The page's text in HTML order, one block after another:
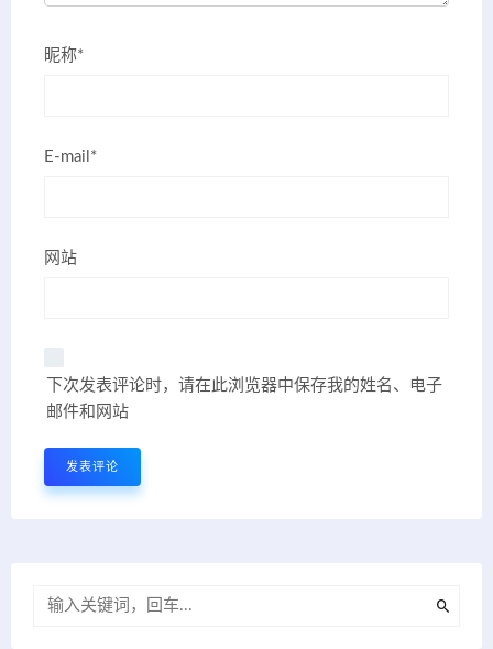
昵称*
E-mail*
网站
下次发表评论时，请在此浏览器中保存我的姓名、电子
邮件和网站